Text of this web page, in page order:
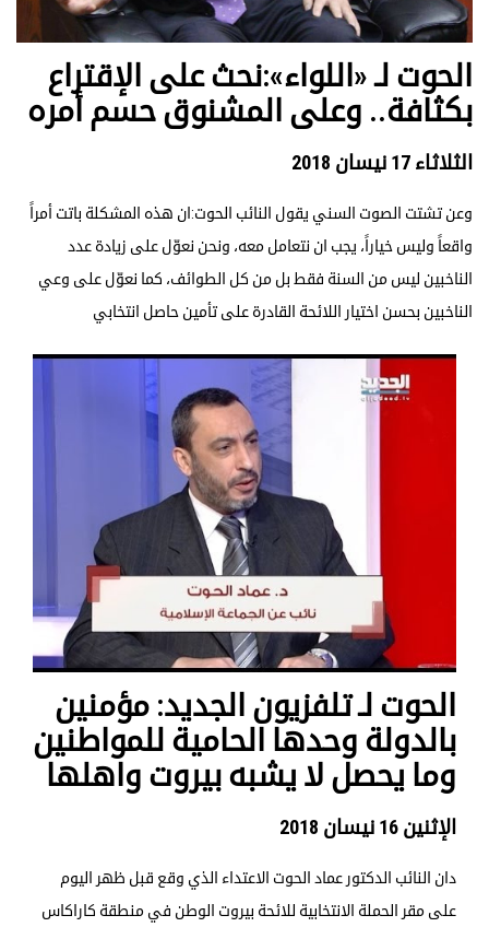
الحوت لـ «اللواء»:نحث على الإقتراع
بكثافة.. وعلى المشنوق حسم أمره
الثلاثاء 17 نيسان 2018
وعن تشتت الصوت السني يقول النائب الحوت:ان هذه المشكلة باتت أمراً
واقعاً وليس خياراً، يجب ان نتعامل معه، ونحن نعوّل على زيادة عدد
الناخبين ليس من السنة فقط بل من كل الطوائف، كما نعوّل على وعي
الناخبين بحسن اختيار اللائحة القادرة على تأمين حاصل انتخابي
الحوت لـ تلفزيون الجديد: مؤمنين
بالدولة وحدها الحامية للمواطنين
وما يحصل لا يشبه بيروت واهلها
الإثنين 16 نيسان 2018
دان النائب الدكتور عماد الحوت الاعتداء الذي وقع قبل ظهر اليوم
على مقر الحملة الانتخابية للائحة بيروت الوطن في منطقة كاراكاس